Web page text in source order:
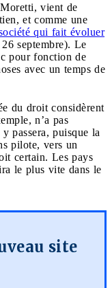
vient de
et comme une
qui fait évoluer
26 septembre). Le
pour fonction de
avec un temps de
du droit considèrent
n’a pas
passera, puisque la
pilote, vers un
certain. Les pays
le plus vite dans le
site